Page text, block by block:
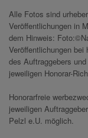
Alle Fotos sind
Veröffentlichungen in
dem Hinweis:
Veröffentlichungen
des Auftraggebers
jeweiligen Honorar-
Honorarfreie
jeweiligen
Pelzl e.U. möglich.